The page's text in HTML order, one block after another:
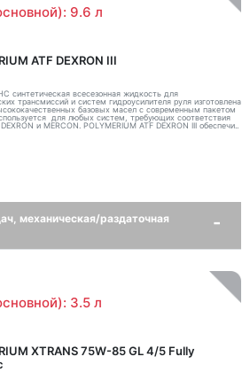
9.6 л
ATF DEXRON III
синтетическая всесезонная жидкость для
трансмиссий и систем гидроусилителя руля изготовлена
базовых масел с современным пакетом
для любых систем, требующих соответствия
и MERCON. POLYMERIUM ATF DEXRON III обеспечи..
механическая/раздаточная
3.5 л
XTRANS 75W-85 GL 4/5 Fully